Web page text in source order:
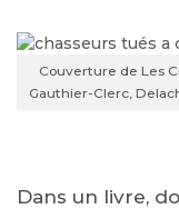
Couverture de Les
Gauthier-Clerc,
Dans un livre,